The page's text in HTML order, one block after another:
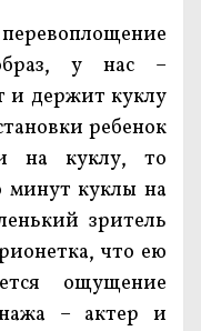
у нас –
и держит куклу
ребенок
на куклу, то
минут куклы на
зритель
что ею
ощущение
– актер и